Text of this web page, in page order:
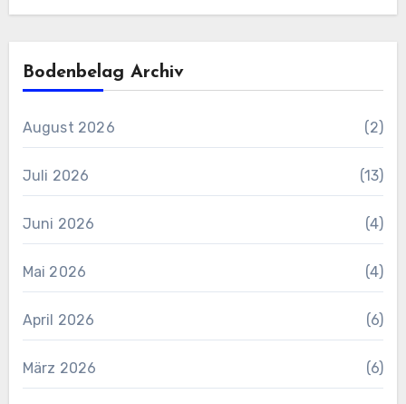
Bodenbelag Archiv
August 2026 (2)
Juli 2026 (13)
Juni 2026 (4)
Mai 2026 (4)
April 2026 (6)
März 2026 (6)